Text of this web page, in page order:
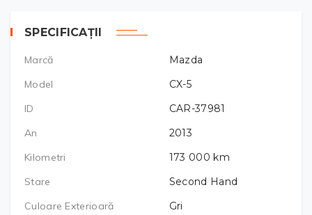
SPECIFICAȚII
Marcă
Mazda
Model
CX-5
ID
CAR-37981
An
2013
Kilometri
173 000 km
Stare
Second Hand
Culoare Exterioară
Gri